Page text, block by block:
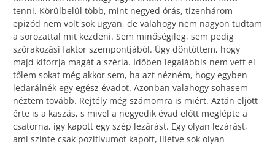
tenni. Körülbelül több, mint negyed órás, tizenhárom
epizód nem volt sok ugyan, de valahogy nem nagyon tudtam
a sorozattal mit kezdeni. Sem minőségileg, sem pedig
szórakozási faktor szempontjából. Úgy döntöttem, hogy
majd kiforrja magát a széria. Időben legalábbis nem vett el
tőlem sokat még akkor sem, ha azt nézném, hogy egyben
ledarálnék egy egész évadot. Azonban valahogy sohasem
néztem tovább. Rejtély még számomra is miért. Aztán eljött
érte is a kaszás, s mivel a negyedik évad előtt meglépte a
csatorna, így kapott egy szép lezárást. Egy olyan lezárást,
ami szinte csak pozitívumot kapott, illetve sok olyan